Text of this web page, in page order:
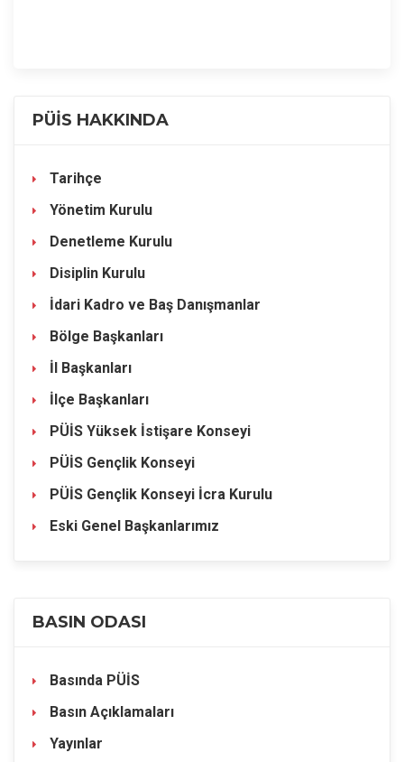
PÜİS HAKKINDA
Tarihçe
Yönetim Kurulu
Denetleme Kurulu
Disiplin Kurulu
İdari Kadro ve Baş Danışmanlar
Bölge Başkanları
İl Başkanları
İlçe Başkanları
PÜİS Yüksek İstişare Konseyi
PÜİS Gençlik Konseyi
PÜİS Gençlik Konseyi İcra Kurulu
Eski Genel Başkanlarımız
BASIN ODASI
Basında PÜİS
Basın Açıklamaları
Yayınlar